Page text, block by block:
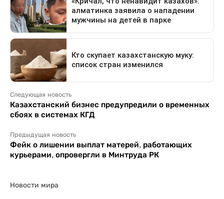
Следующая новость
Казахстанский бизнес предупредили о временных
сбоях в системах КГД
Предыдущая новость
Фейк о лишении выплат матерей, работающих
курьерами, опровергли в Минтруда РК
Новости мира